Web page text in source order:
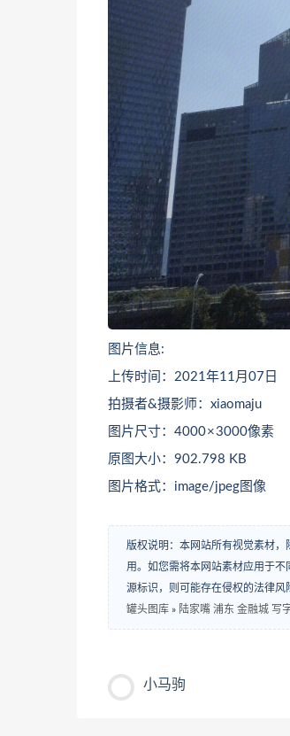
图片信息:
上传时间：2021年11月07日
拍摄者&摄影师：xiaomaju
图片尺寸：4000 × 3000像素
原图大小：902.798 KB
图片格式：image/jpeg图像
版权说明：本网站所有视觉素材
用。如您需将本网站素材应用于
源标识，则可能存在侵权的法律风
罐头图库 » 陆家嘴 浦东 金融城 写
小马驹